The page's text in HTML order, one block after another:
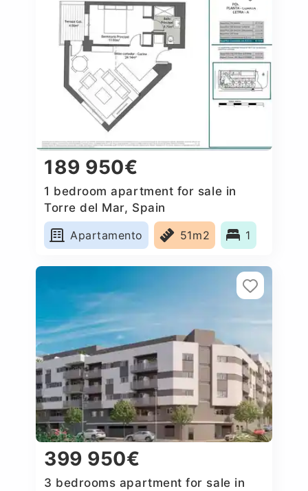
189 950€
1 bedroom apartment for sale in
Torre del Mar, Spain
Apartamento
51m2 1
399 950€
3 bedrooms apartment for sale in